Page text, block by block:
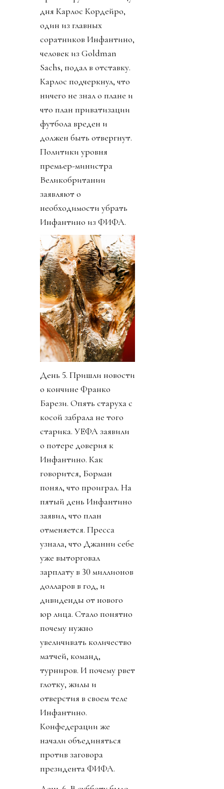
дня Карлос Кордейро,
один из главных
соратников Инфантино,
человек из Goldman
Sachs, подал в отставку.
Карлос подчеркнул, что
ничего не знал о плане и
что план приватизации
футбола вреден и
должен быть отвергнут.
Политики уровня
премьер-министра
Великобритании
заявляют о
необходимости убрать
Инфантино из ФИФА.
День 5. Пришли новости
о кончине Франко
Барези. Опять старуха с
косой забрала не того
старика. УЕФА заявили
о потере доверия к
Инфантино. Как
говорится, Борман
понял, что проиграл. На
пятый день Инфантино
заявил, что план
отменяется. Пресса
узнала, что Джанни себе
уже выторговал
зарплату в 30 миллионов
долларов в год, и
дивиденды от нового
юр лица. Стало понятно
почему нужно
увеличивать количество
матчей, команд,
турниров. И почему рвет
глотку, жилы и
отверстия в своем теле
Инфантино.
Конфедерации же
начали объединяться
против заговора
президента ФИФА.